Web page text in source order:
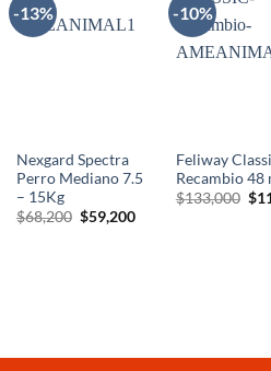
-13%
A LA
Nexgard Spectra
Perro Mediano 7.5
– 15Kg
$68,200 El
precio
$59,200El
-10%
A LA
Feliway
Recambio 48
$133,000 El
$